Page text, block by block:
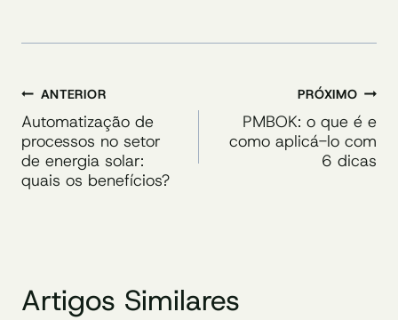
Navegação
de
Post
ANTERIOR
Automatização de
processos no setor
de energia solar:
quais os benefícios?
PRÓXIMO
PMBOK: o que é e
como aplicá-lo com
6 dicas
Artigos Similares